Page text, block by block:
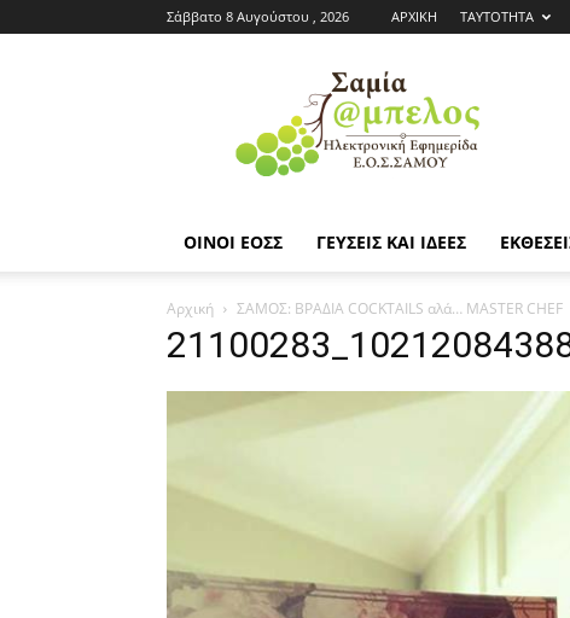
Σάββατο 8 Αυγούστου , 2026 ΑΡΧΙΚΗ ΤΑΥΤΟΤΗΤΑ
Εφημερίδα
ΕΟΣΣ
|
Σαμία
ΟΙΝΟΙ ΕΟΣΣ ΓΕΥΣΕΙΣ ΚΑΙ ΙΔΕΕΣ
Αρχική ΣΑΜΟΣ: ΒΡΑΔΙΑ COCKTAILS αλά… MASTER CHEF